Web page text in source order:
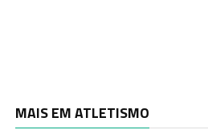
MAIS EM ATLETISMO